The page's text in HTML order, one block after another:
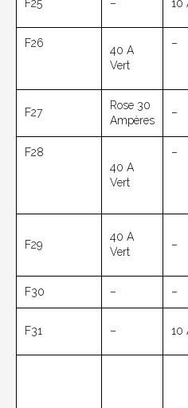
F25 – 10
F26
40 A
Vert
–
F27
Rose 30
Ampères
–
F28
40 A
Vert
–
F29
40 A
Vert
–
F30 – –
F31 – 10